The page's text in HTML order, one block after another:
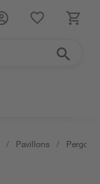
/ Pavillons / Pergola